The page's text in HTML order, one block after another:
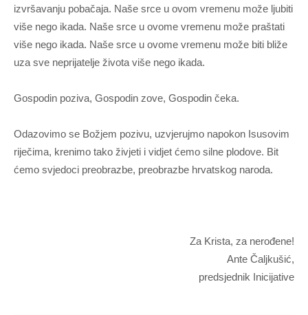
izvršavanju pobačaja. Naše srce u ovom vremenu može ljubiti
više nego ikada. Naše srce u ovome vremenu može praštati
više nego ikada. Naše srce u ovome vremenu može biti bliže
uza sve neprijatelje života više nego ikada.
Gospodin poziva, Gospodin zove, Gospodin čeka.
Odazovimo se Božjem pozivu, uzvjerujmo napokon Isusovim
riječima, krenimo tako živjeti i vidjet ćemo silne plodove. Bit
ćemo svjedoci preobrazbe, preobrazbe hrvatskog naroda.
Za Krista, za nerođene!
Ante Čaljkušić,
predsjednik Inicijative